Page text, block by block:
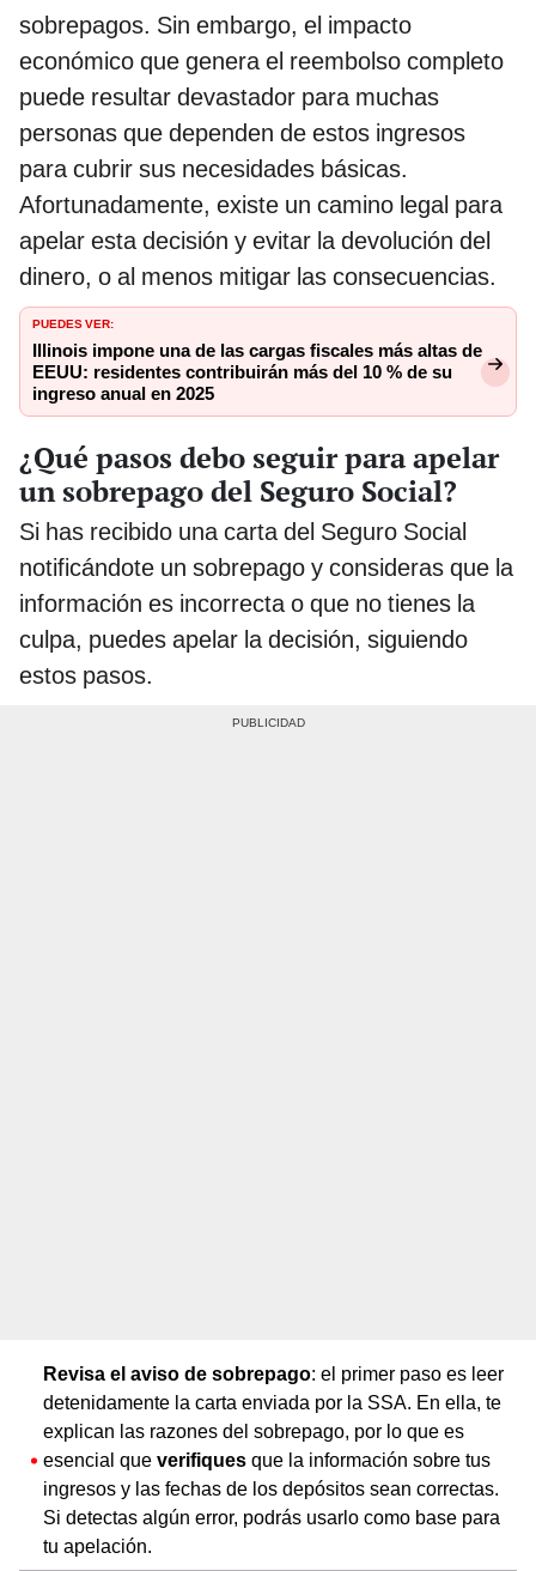
sobrepagos. Sin embargo, el impacto
económico que genera el reembolso completo
puede resultar devastador para muchas
personas que dependen de estos ingresos
para cubrir sus necesidades básicas.
Afortunadamente, existe un camino legal para
apelar esta decisión y evitar la devolución del
dinero, o al menos mitigar las consecuencias.
PUEDES VER:
Illinois impone una de las cargas fiscales más altas de
EEUU: residentes contribuirán más del 10 % de su
ingreso anual en 2025
¿Qué pasos debo seguir para apelar
un sobrepago del Seguro Social?
Si has recibido una carta del Seguro Social
notificándote un sobrepago y consideras que la
información es incorrecta o que no tienes la
culpa, puedes apelar la decisión, siguiendo
estos pasos.
Revisa el aviso de sobrepago: el primer paso es leer
detenidamente la carta enviada por la SSA. En ella, te
explican las razones del sobrepago, por lo que es
esencial que verifiques que la información sobre tus
ingresos y las fechas de los depósitos sean correctas.
Si detectas algún error, podrás usarlo como base para
tu apelación.